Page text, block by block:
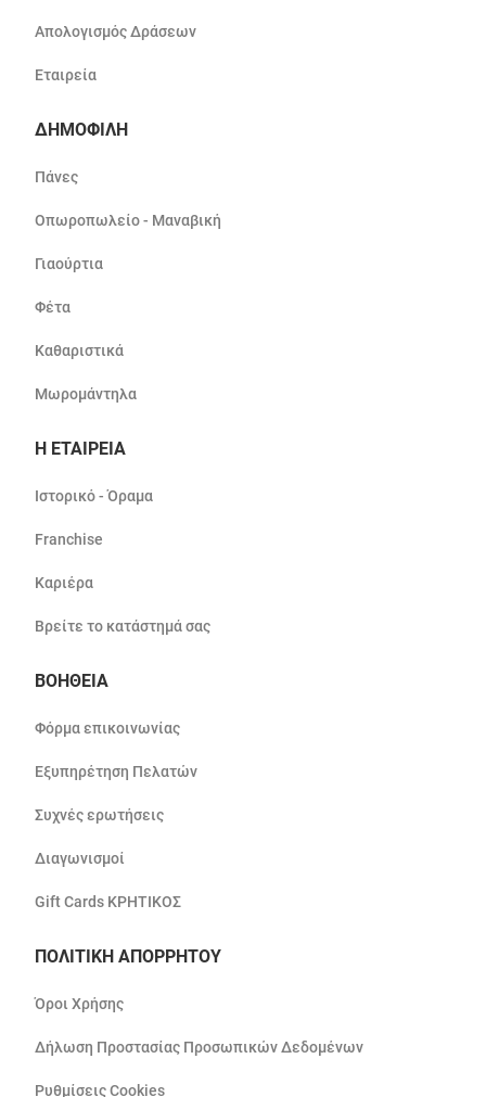
Απολογισμός Δράσεων
Εταιρεία
ΔΗΜΟΦΙΛΗ
Πάνες
Οπωροπωλείο - Μαναβική
Γιαούρτια
Φέτα
Καθαριστικά
Μωρομάντηλα
Η ΕΤΑΙΡΕΙΑ
Ιστορικό - Όραμα
Franchise
Καριέρα
Βρείτε το κατάστημά σας
ΒΟΗΘΕΙΑ
Φόρμα επικοινωνίας
Εξυπηρέτηση Πελατών
Συχνές ερωτήσεις
Διαγωνισμοί
Gift Cards ΚΡΗΤΙΚΟΣ
ΠΟΛΙΤΙΚΗ ΑΠΟΡΡΗΤΟΥ
Όροι Χρήσης
Δήλωση Προστασίας Προσωπικών Δεδομένων
Ρυθμίσεις Cookies